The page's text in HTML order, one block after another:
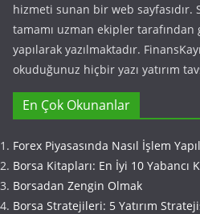
hizmeti sunan bir web sayfasıdır.
tamamı uzman ekipler tarafından
yapılarak yazılmaktadır.
okuduğunuz hiçbir yazı yatırım
En Çok Okunanlar
Forex Piyasasında Nasıl İşlem
Borsa Kitapları: En İyi 10 Yabancı
Borsadan Zengin Olmak
Borsa Stratejileri: 5 Yatırım